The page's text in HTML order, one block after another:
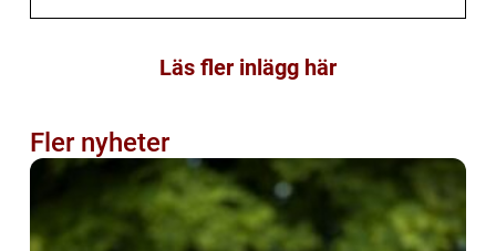
Läs fler inlägg här
Fler nyheter